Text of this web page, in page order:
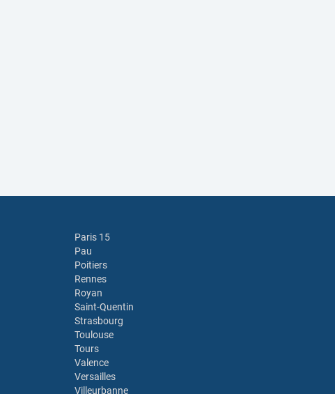
Paris 15
Pau
Poitiers
Rennes
Royan
Saint-Quentin
Strasbourg
Toulouse
Tours
Valence
Versailles
Villeurbanne